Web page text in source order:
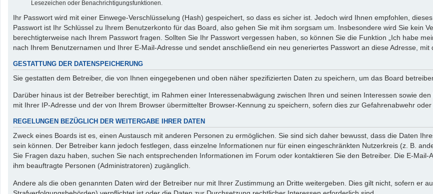
Lesezeichen oder Benachrichtigungsfunktionen.
Ihr Passwort wird mit einer Einwege-Verschlüsselung (Hash) gespeichert, so dass es sicher ist. Jedoch wird Ihnen empfohlen,
Passwort ist Ihr Schlüssel zu Ihrem Benutzerkonto für das Board, also gehen Sie mit ihm sorgsam um. Insbesondere wird Sie kein
berechtigterweise nach Ihrem Passwort fragen. Sollten Sie Ihr Passwort vergessen haben, so können Sie die Funktion „Ich habe
nach Ihrem Benutzernamen und Ihrer E-Mail-Adresse und sendet anschließend ein neu generiertes Passwort an diese Adresse,
GESTATTUNG DER DATENSPEICHERUNG
Sie gestatten dem Betreiber, die von Ihnen eingegebenen und oben näher spezifizierten Daten zu speichern, um das Board
Darüber hinaus ist der Betreiber berechtigt, im Rahmen einer Interessenabwägung zwischen Ihren und seinen Interessen sowie
mit Ihrer IP-Adresse und der von Ihrem Browser übermittelter Browser-Kennung zu speichern, sofern dies zur Gefahrenabwehr
REGELUNGEN BEZÜGLICH DER WEITERGABE IHRER DATEN
Zweck eines Boards ist es, einen Austausch mit anderen Personen zu ermöglichen. Sie sind sich daher bewusst, dass die Daten
sein können. Der Betreiber kann jedoch festlegen, dass einzelne Informationen nur für einen eingeschränkten Nutzerkreis (z. B.
Sie Fragen dazu haben, suchen Sie nach entsprechenden Informationen im Forum oder kontaktieren Sie den Betreiber. Die E-
ihm beauftragte Personen (Administratoren) zugänglich.
Andere als die oben genannten Daten wird der Betreiber nur mit Ihrer Zustimmung an Dritte weitergeben. Dies gilt nicht, sofern er